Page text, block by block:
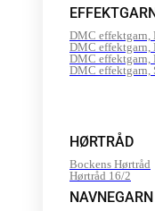
DMC effektgarn,
DMC effektgarn,
DMC effektgarn,
DMC effektgarn,
HØRTRÅD
Bockens Hørtråd
Hørtråd 16/2
NAVNEGARN